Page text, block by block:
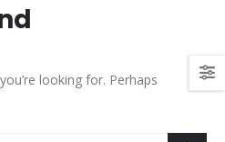
looking for. Perhaps